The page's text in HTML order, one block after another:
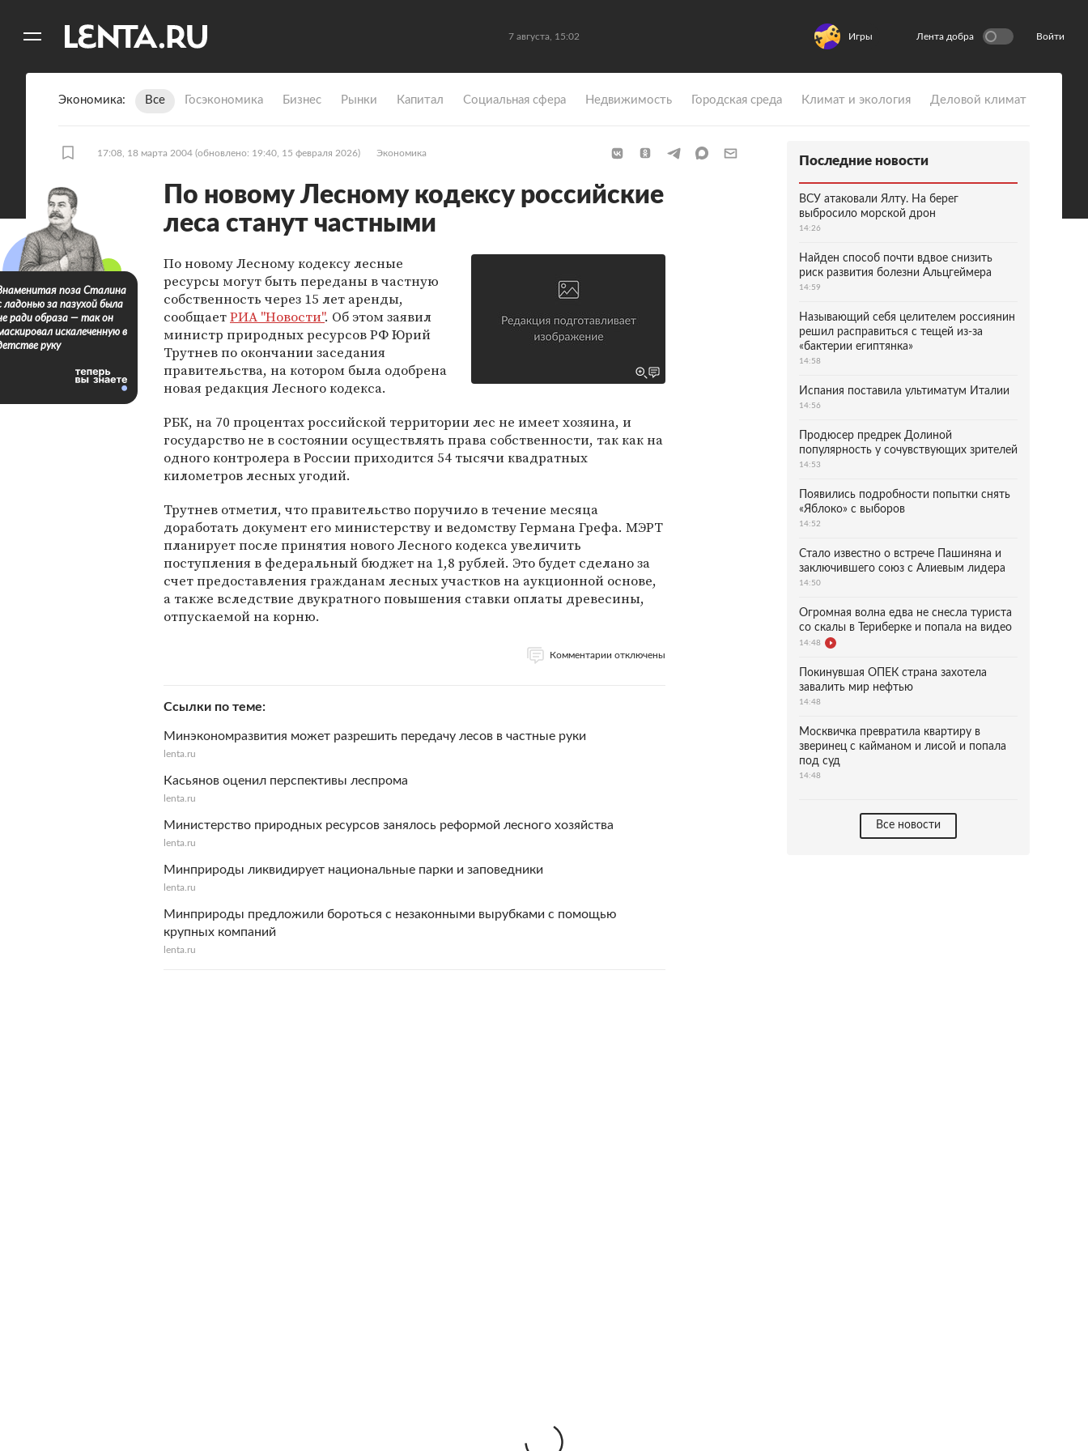
7 августа, 15:02 Игры Лента добра Войти
Экономика Все Госэкономика Бизнес Рынки Капитал Социальная сфера Недвижимость Городская среда Климат и экология Деловой климат
17:08, 18 марта 2004 (обновлено: 19:40, 15 февраля 2026) Экономика
По новому Лесному кодексу российские
леса станут частными
По новому Лесному кодексу лесные
ресурсы могут быть переданы в частную
собственность через 15 лет аренды,
сообщаетРИА "Новости". Об этом заявил
министр природных ресурсов РФ Юрий
Трутнев по окончании заседания
правительства, на котором была одобрена
новая редакция Лесного кодекса.
РБК, на 70 процентах российской территории лес не имеет хозяина, и
государство не в состоянии осуществлять права собственности, так как на
одного контролера в России приходится 54 тысячи квадратных
километров лесных угодий.
Трутнев отметил, что правительство поручило в течение месяца
доработать документ его министерству и ведомству Германа Грефа. МЭРТ
планирует после принятия нового Лесного кодекса увеличить
поступления в федеральный бюджет на 1,8 рублей. Это будет сделано за
счет предоставления гражданам лесных участков на аукционной основе,
а также вследствие двукратного повышения ставки оплаты древесины,
отпускаемой на корню.
Комментарии отключены
Ссылки по теме
Минэкономразвития может разрешить передачу лесов в частные руки
lenta.ru
Касьянов оценил перспективы леспрома
lenta.ru
Министерство природных ресурсов занялось реформой лесного хозяйства
lenta.ru
Минприроды ликвидирует национальные парки и заповедники
lenta.ru
Минприроды предложили бороться с незаконными вырубками с помощью
крупных компаний
lenta.ru
поза Сталина
ладонью за пазухой была
ради образа — так он
искалеченную в
руку
Последние новости
ВСУ атаковали Ялту. На берег
выбросило морской дрон
14:26
Найден способ почти вдвое снизить
риск развития болезни Альцгеймера
14:59
Называющий себя целителем россиянин
решил расправиться с тещей из-за
«бактерии египтянка»
14:58
Испания поставила ультиматум Италии
14:56
Продюсер предрек Долиной
популярность у сочувствующих зрителей
14:53
Появились подробности попытки снять
«Яблоко» с выборов
14:52
Стало известно о встрече Пашиняна и
заключившего союз с Алиевым лидера
14:50
Огромная волна едва не снесла туриста
со скалы в Териберке и попала на видео
14:48
Покинувшая ОПЕК страна захотела
завалить мир нефтью
14:48
Москвичка превратила квартиру в
зверинец с кайманом и лисой и попала
под суд
14:48
Все новости